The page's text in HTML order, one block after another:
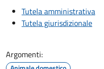
Tutela amministrativa
Tutela giurisdizionale
Argomenti: